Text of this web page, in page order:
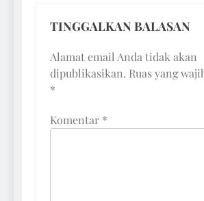
TINGGALKAN BALASAN
Alamat email Anda tidak akan
dipublikasikan. Ruas yang
*
Komentar *